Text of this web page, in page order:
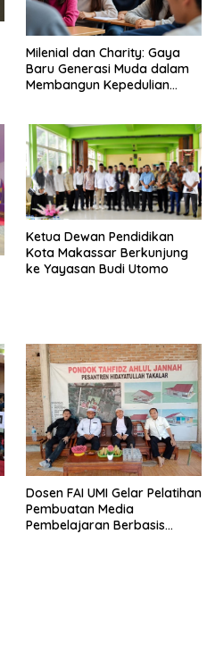
Milenial dan Charity: Gaya
Baru Generasi Muda dalam
Membangun Kepedulian
Ketua Dewan Pendidikan
Kota Makassar Berkunjung
ke Yayasan Budi Utomo
Dosen FAI UMI Gelar Pelatihan
Pembuatan Media
Pembelajaran Berbasis